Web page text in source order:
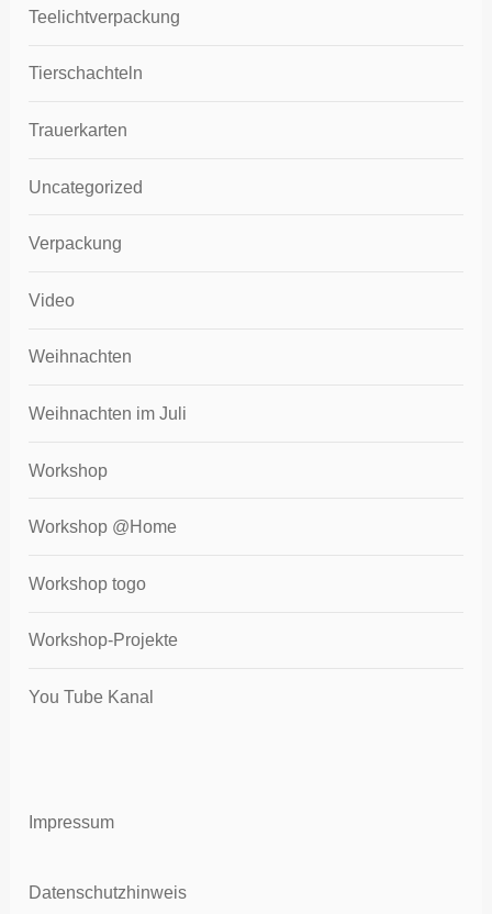
Teelichtverpackung
Tierschachteln
Trauerkarten
Uncategorized
Verpackung
Video
Weihnachten
Weihnachten im Juli
Workshop
Workshop @Home
Workshop togo
Workshop-Projekte
You Tube Kanal
Impressum
Datenschutzhinweis